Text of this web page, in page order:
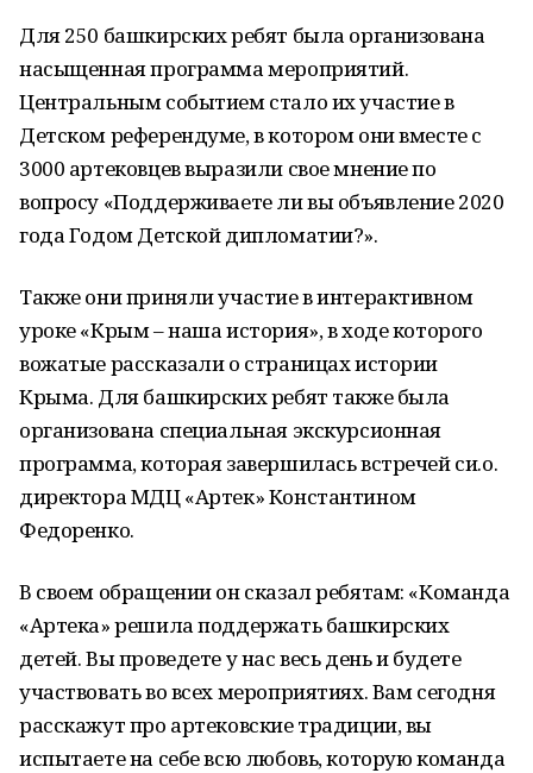
Для 250 башкирских ребят была организована
насыщенная программа мероприятий.
Центральным событием стало их участие в
Детском референдуме, в котором они вместе с
3000 артековцев выразили свое мнение по
вопросу «Поддерживаете ли вы объявление 2020
года Годом Детской дипломатии?».
Также они приняли участие в интерактивном
уроке «Крым – наша история», в ходе которого
вожатые рассказали о страницах истории
Крыма. Для башкирских ребят также была
организована специальная экскурсионная
программа, которая завершилась встречей си.о.
директора МДЦ «Артек» Константином
Федоренко.
В своем обращении он сказал ребятам: «Команда
«Артека» решила поддержать башкирских
детей. Вы проведете у нас весь день и будете
участвовать во всех мероприятиях. Вам сегодня
расскажут про артековские традиции, вы
испытаете на себе всю любовь, которую команда